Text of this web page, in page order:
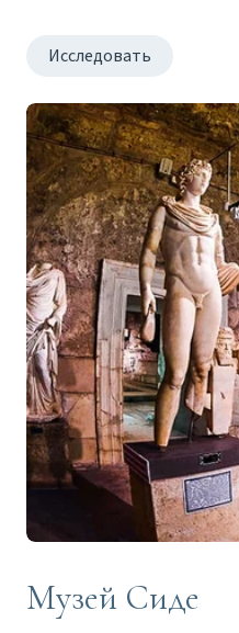
Исследовать
Музей Сиде